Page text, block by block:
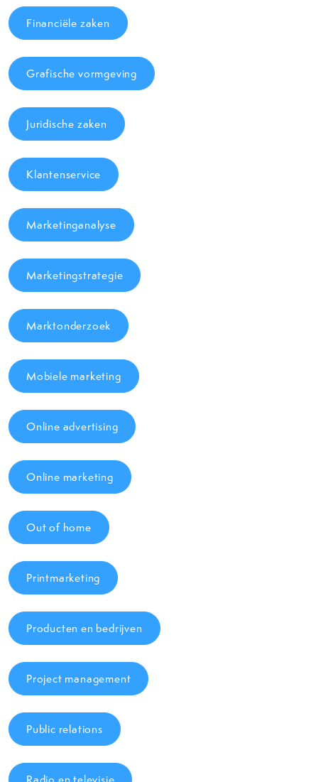
Financiële zaken
Grafische vormgeving
Juridische zaken
Klantenservice
Marketinganalyse
Marketingstrategie
Marktonderzoek
Mobiele marketing
Online advertising
Online marketing
Out of home
Printmarketing
Producten en bedrijven
Project management
Public relations